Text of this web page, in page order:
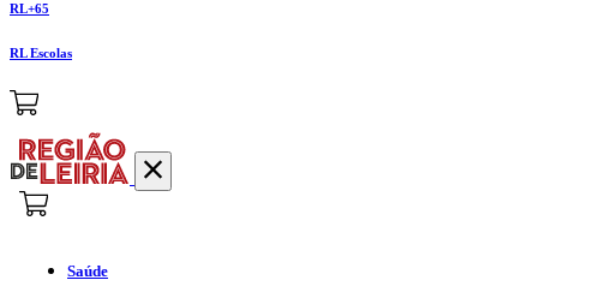
RL+65
RL Escolas
Saúde